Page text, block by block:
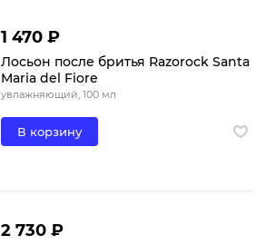
1 470 ₽
Лосьон после бритья Razorock Santa
Maria del Fiore
увлажняющий, 100 мл
В корзину
2 730 ₽